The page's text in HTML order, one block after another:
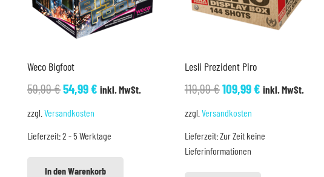
Weco Bigfoot
59,99€Ursprünglicher
Preis
59,99 €
54,99€Aktueller
54,99 €.
inkl. MwSt.
zzgl. Versandkosten
Lieferzeit:2 - 5 Werktage
In den Warenkorb
Lesli Prezident Piro
119,99€Ursprünglicher
Preis
119,99 €
109,99€Aktueller
109,99 €.
inkl. MwSt.
zzgl. Versandkosten
Lieferzeit:Zur Zeit keine
Lieferinformationen